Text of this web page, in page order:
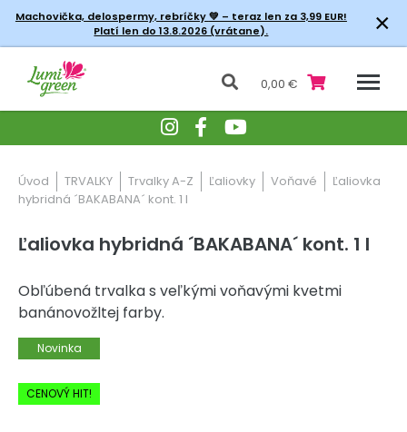
Machovička, delospermy, rebríčky💚 – teraz len za 3,99 EUR!
Platí len do 13.8.2026 (vrátane).
×
0,00 €
Úvod TRVALKY Trvalky A-Z Ľaliovky Voňavé
Ľaliovka
hybridná ´BAKABANA´ kont. 1 l
Ľaliovka hybridná ´BAKABANA´ kont. 1 l
Obľúbená trvalka s veľkými voňavými kvetmi
banánovožltej farby.
Novinka
CENOVÝ HIT!